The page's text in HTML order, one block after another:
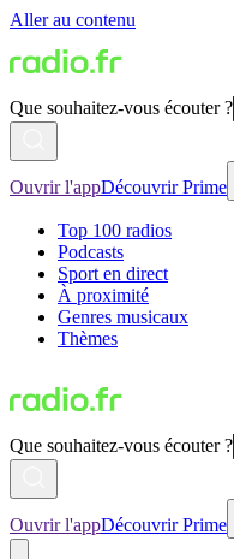
Aller au contenu
Que souhaitez-vous écouter ?
Ouvrir l'appDécouvrir Prime
Top 100 radios
Podcasts
Sport en direct
À proximité
Genres musicaux
Thèmes
Que souhaitez-vous écouter ?
Ouvrir l'appDécouvrir Prime